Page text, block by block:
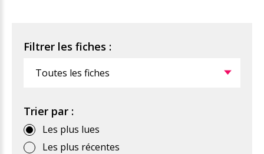
Filtrer les fiches :
Filtrer
Trier par :
Les plus lues
Les plus récentes